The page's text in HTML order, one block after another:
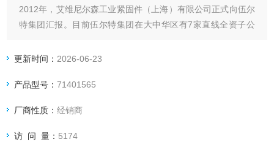
2012年，艾维尼尔森工业紧固件（上海）有限公司正式向伍尔
特集团汇报。目前伍尔特集团在大中华区有7家直线全资子公
限公司、伍尔特（广州）贸易有限公司、伍尔特（重庆）五金
更新时间： 2026-06-23
产品型号：71401565
厂商性质：经销商
访 问 量： 5174